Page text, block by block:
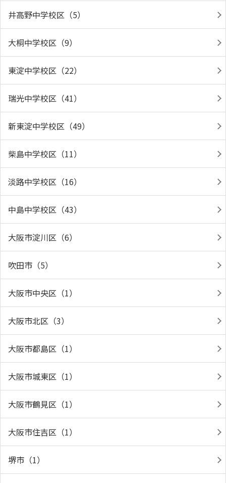
井高野中学校区（5）
大桐中学校区（9）
東淀中学校区（22）
瑞光中学校区（41）
新東淀中学校区（49）
柴島中学校区（11）
淡路中学校区（16）
中島中学校区（43）
大阪市淀川区（6）
吹田市（5）
大阪市中央区（1）
大阪市北区（3）
大阪市都島区（1）
大阪市城東区（1）
大阪市鶴見区（1）
大阪市住吉区（1）
堺市（1）